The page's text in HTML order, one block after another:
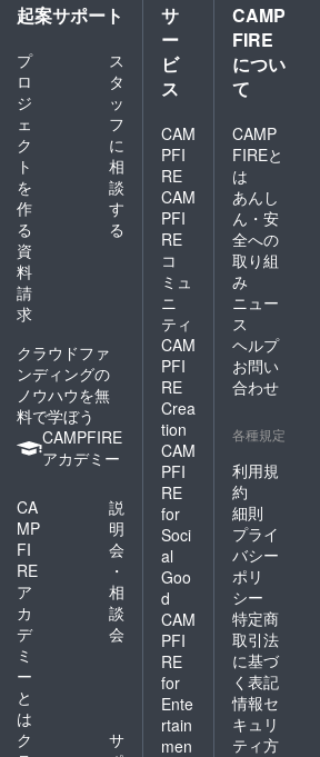
起案サポート
プ
ロ
ジ
ェ
ク
ト
を
作
る
ス
タ
ッ
フ
に
相
談
す
る
資
料
請
求
クラウドファ
ンディングの
ノウハウを無
料で学ぼう
CAMPFIRE
アカデミー
CA
MP
FI
RE
ア
カ
デ
ミ
ー
と
は
説
明
会
・
相
談
会
ク
サ
サ
ー
ビ
ス
CAM
PFI
RE
CAM
PFI
RE
コ
ミュ
ニ
ティ
CAM
PFI
RE
Crea
tion
CAM
PFI
RE
for
Soci
al
Goo
d
CAM
PFI
RE
for
Ente
rtain
men
CAMP
FIRE
につい
て
CAMP
FIREと
は
あんし
ん・安
全への
取り組
み
ニュー
ス
ヘルプ
お問い
合わせ
各種規定
利用規
約
細則
プライ
バシー
ポリ
シー
特定商
取引法
に基づ
く表記
情報セ
キュリ
ティ方